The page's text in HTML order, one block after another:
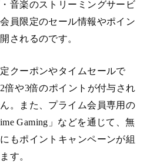
音楽のストリーミングサービ
員限定のセール情報やポイン
されるのです。
クーポンやタイムセールで
倍や3倍のポイントが付与され
。また、プライム会員専用の
Gaming」などを通じて、無
もポイントキャンペーンが組
す。